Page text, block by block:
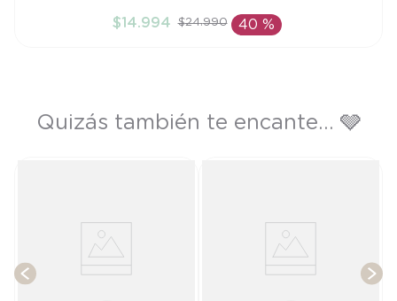
AÑADIR AL CARRITO
$14.994 $24.990 40 %
Quizás también te encante... 🩶